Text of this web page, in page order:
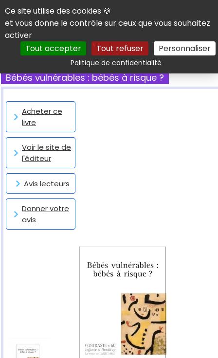
Panneau de gestion des cookies
Ce site utilise des cookies 🍪
et vous donne le contrôle sur ceux que vous souhaitez
activer
Tout accepter
Tout refuser Personnaliser
Politique de confidentialitéRechercher
Bébés vulnérables : bébés à risque ?
Acheter ce
livre
Voir le site de
l'éditeur
Avis lecteurs
Donner votre
avis